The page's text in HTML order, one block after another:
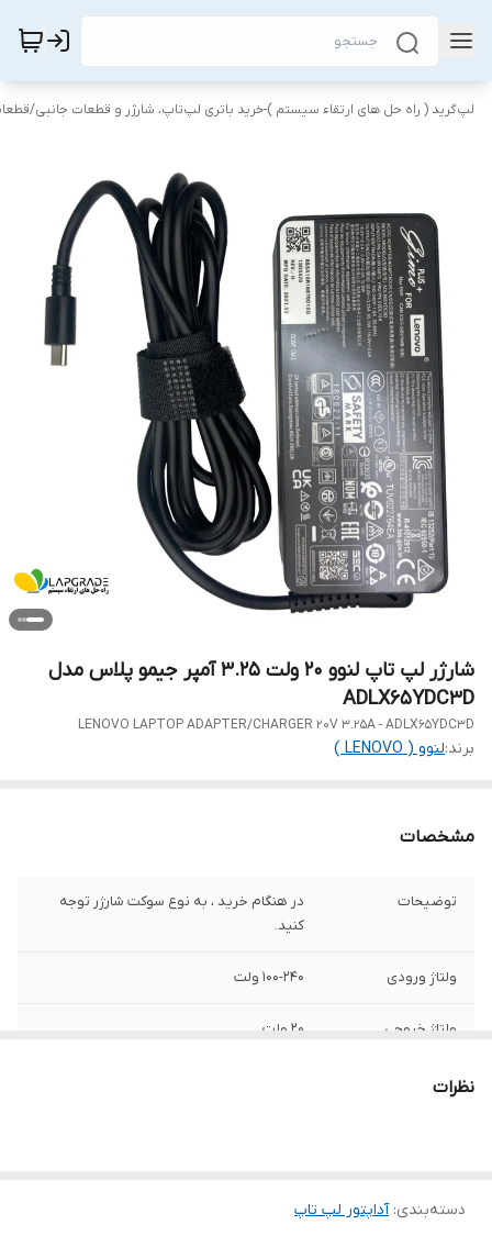
لپ‌گرید ( راه‌ حل های ارتقاء سیستم )-خرید باتری لپ‌تاپ، شارژر و قطعات جانبی/
شارژر لپ تاپ لنوو 20 ولت 3.25 آمپر جیمو پلاس مدل
ADLX65YDC3D
LENOVO LAPTOP ADAPTER/CHARGER 20V 3.25A - ADLX65YDC3D
برند:لنوو ( LENOVO )
مشخصات
توضیحات
در هنگام خرید ، به نوع سوکت شارژر توجه
کنید.
ولتاژ ورودی 100-240 ولت
ولتاژ خروجی 20 ولت
شدت جریان خروجینظرات
دسته‌بندی:آداپتور لپ‌ تاپ